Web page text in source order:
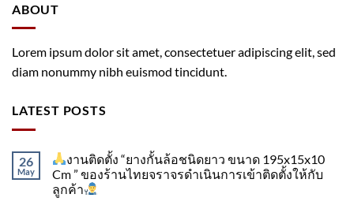
ABOUT
Lorem ipsum dolor sit amet, consectetuer adipiscing elit, sed
diam nonummy nibh euismod tincidunt.
LATEST POSTS
26
May
งานติดตั้ง “ยางกั้นล้อชนิดยาว ขนาด 195x15x10
Cm ” ของร้านไทยจราจรดำเนินการเข้าติดตั้ง​ให้กับ
ลูกค้า